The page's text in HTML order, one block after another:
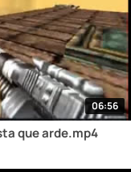
06:56
que arde.mp4